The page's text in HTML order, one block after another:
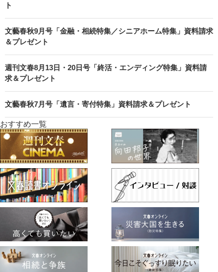
ト
文藝春秋9月号「金融・相続特集／シニアホーム特集」資料請求
＆プレゼント
週刊文春8月13日・20日号「終活・エンディング特集」資料請
求＆プレゼント
文藝春秋7月号「遺言・寄付特集」資料請求＆プレゼント
おすすめ一覧